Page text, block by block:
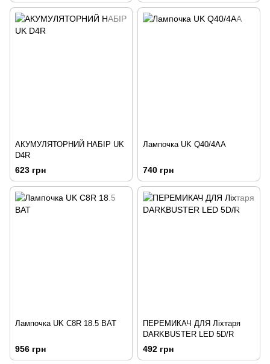
АКУМУЛЯТОРНИЙ НАБІР UK
D4R
623 грн
Лампочка UK Q40/4АА
740 грн
Лампочка UK С8R 18.5 ВАТ
956 грн
ПЕРЕМИКАЧ ДЛЯ Ліхтаря
DARKBUSTER LED 5D/R
492 грн